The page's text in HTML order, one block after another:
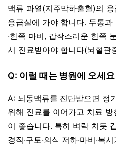
맥류 파열(지주막하출혈)의
응급실에 가야 합니다. 두통과
·한쪽 마비, 갑작스러운 한쪽
시 진료받아야 합니다(뇌혈관
Q: 이럴 때는 병원에 오세요
A: 뇌동맥류를 진단받으면 정
위해 진료를 이어가고 치료
이 좋습니다. 특히 벼락 치듯
경직·구토·의식 저하·마비·복